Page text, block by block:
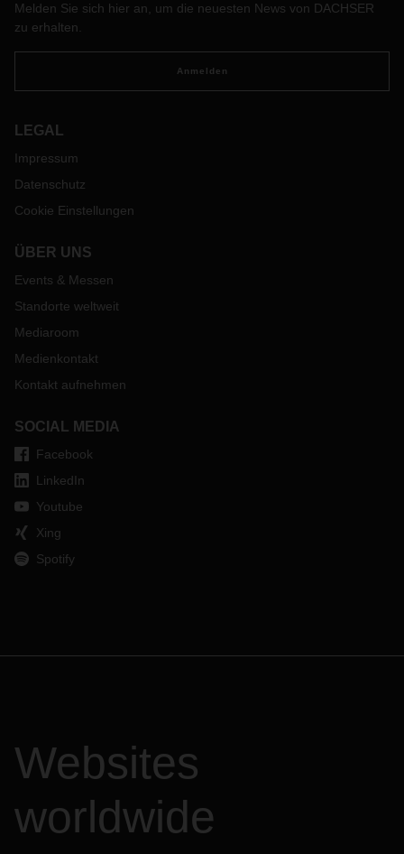
Melden Sie sich hier an, um die neuesten News von DACHSER
zu erhalten.
Anmelden
LEGAL
Impressum
Datenschutz
Cookie Einstellungen
ÜBER UNS
Events & Messen
Standorte weltweit
Mediaroom
Medienkontakt
Kontakt aufnehmen
SOCIAL MEDIA
Facebook
LinkedIn
Youtube
Xing
Spotify
Websites
worldwide